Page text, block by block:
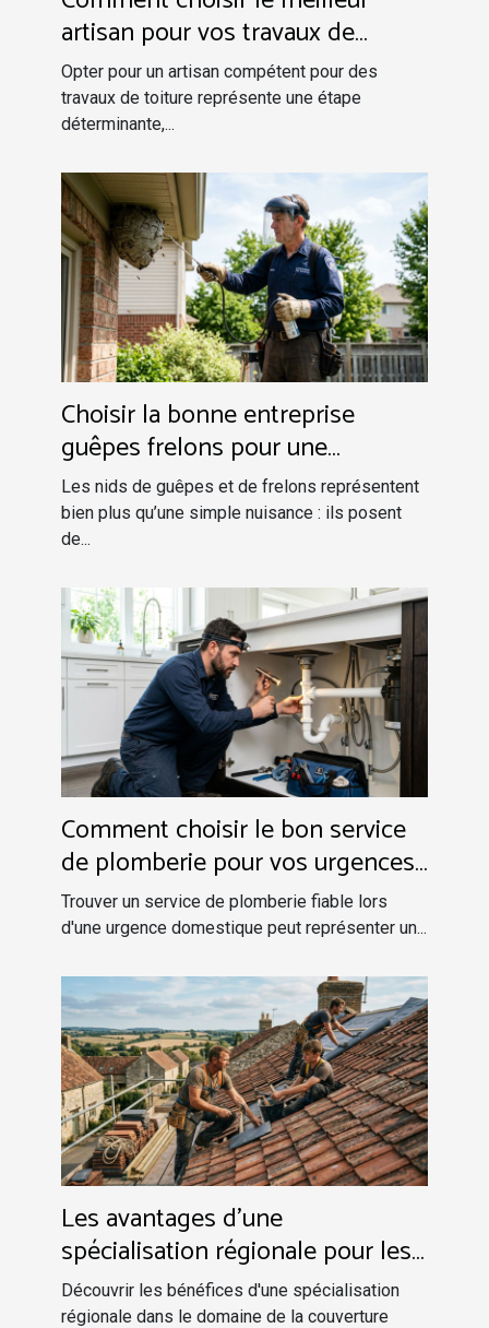
artisan pour vos travaux de
toiture ?
Opter pour un artisan compétent pour des
travaux de toiture représente une étape
déterminante,...
Choisir la bonne entreprise
guêpes frelons pour une
intervention sécurisée
Les nids de guêpes et de frelons représentent
bien plus qu’une simple nuisance : ils posent
de...
Comment choisir le bon service
de plomberie pour vos urgences
domestiques ?
Trouver un service de plomberie fiable lors
d'une urgence domestique peut représenter un...
Les avantages d'une
spécialisation régionale pour les
services de couverture
Découvrir les bénéfices d'une spécialisation
régionale dans le domaine de la couverture